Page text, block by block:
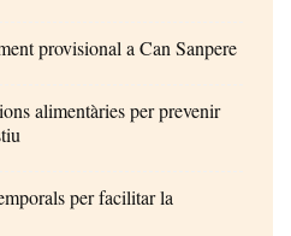
provisional a Can Sanpere
alimentàries per prevenir
per facilitar la